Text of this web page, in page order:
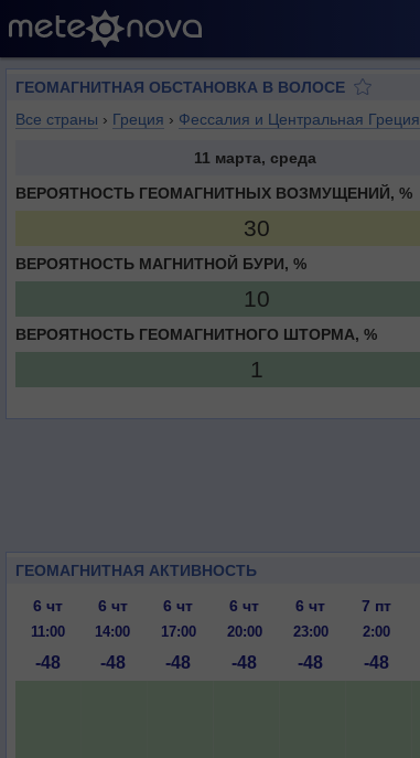
ГЕОМАГНИТНАЯ ОБСТАНОВКА В ВОЛОСЕ
Все страны › Греция › Фессалия и Центральная Греция
11 марта, среда
ВЕРОЯТНОСТЬ ГЕОМАГНИТНЫХ ВОЗМУЩЕНИЙ, %
30
ВЕРОЯТНОСТЬ МАГНИТНОЙ БУРИ, %
10
ВЕРОЯТНОСТЬ ГЕОМАГНИТНОГО ШТОРМА, %
1
ГЕОМАГНИТНАЯ АКТИВНОСТЬ
6 чт
6 чт 6 чт 6 чт 6 чт 7 пт
11:00 14:00 17:00 20:00 23:00 2:00
-48 -48 -48 -48 -48 -48